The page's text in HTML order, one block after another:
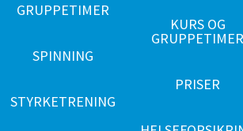
GRUPPETIMER
SPINNING
STYRKETRENING
KURS OG
GRUPPETIMER
PRISER